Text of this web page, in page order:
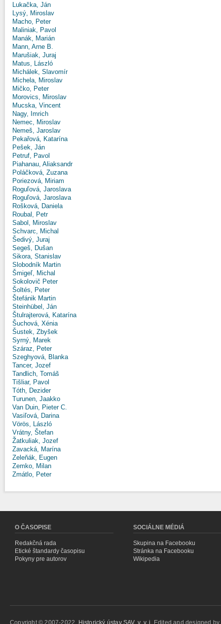
Lukačka, Ján
Lysý, Miroslav
Macho, Peter
Maliniak, Pavol
Manák, Marián
Mann, Arne B.
Marušiak, Juraj
Matus, László
Michálek, Slavomír
Michela, Miroslav
Mičko, Peter
Morovics, Miroslav
Mucska, Vincent
Nagy, Imrich
Nemec, Miroslav
Nemeš, Jaroslav
Pekařová, Katarína
Pešek, Ján
Petruf, Pavol
Piahanau, Aliaksandr
Poláčková, Zuzana
Poriezová, Miriam
Roguľová, Jaroslava
Roguľová, Jaroslava
Rošková, Daniela
Roubal, Petr
Sabol, Miroslav
Schvarc, Michal
Šedivý, Juraj
Segeš, Dušan
Sikora, Stanislav
Slobodník Martin
Šmigeľ, Michal
Sokolovič Peter
Šoltés, Peter
Štefánik Martin
Steinhübel, Ján
Štulrajterová, Katarína
Šuchová, Xénia
Šustek, Zbyšek
Syrný, Marek
Száraz, Peter
Szeghyová, Blanka
Tancer, Jozef
Tandlich, Tomáš
Tišliar, Pavol
Tóth, Dezider
Turunen, Jaakko
Van Duin, Pieter C.
Vasiľová, Darina
Vörös, László
Vrátny, Štefan
Žatkuliak, Jozef
Zavacká, Marína
Zeleňák, Eugen
Zemko, Milan
Zmátlo, Peter
O ČASOPISE
Redakčná rada
Etické štandardy časopisu
Pokyny pre autorov
SOCIÁLNE MÉDIÁ
Skupina na Facebooku
Stránka na Facebooku
Wikipedia